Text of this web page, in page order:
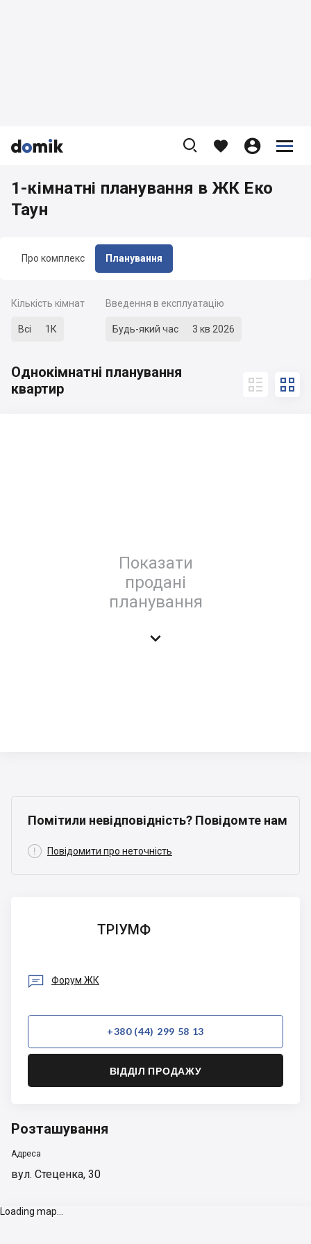


    


Про комплекс Планування
1-кімнатні планування в ЖК Еко
Таун
Кількість кімнат
Всі 1К
Введення в експлуатацію
Будь-який час 3 кв 2026
Однокімнатні планування
квартир
 
Показати
продані
планування

Помітили невідповідність? Повідомте нам
 Повідомити про неточність
ТРІУМФ
 Форум ЖК
+380 (44) 299 58 13
ВІДДІЛ ПРОДАЖУ
Розташування
Адреса
вул. Стеценка, 30
Loading map...